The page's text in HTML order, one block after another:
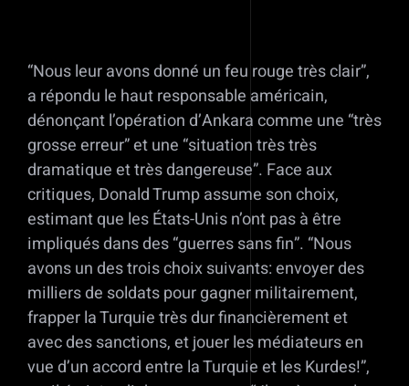
“Nous leur avons donné un feu rouge très clair”,
a répondu le haut responsable américain,
dénonçant l’opération d’Ankara comme une “très
grosse erreur” et une “situation très très
dramatique et très dangereuse”. Face aux
critiques, Donald Trump assume son choix,
estimant que les États-Unis n’ont pas à être
impliqués dans des “guerres sans fin”. “Nous
avons un des trois choix suivants: envoyer des
milliers de soldats pour gagner militairement,
frapper la Turquie très dur financièrement et
avec des sanctions, et jouer les médiateurs en
vue d’un accord entre la Turquie et les Kurdes!”,